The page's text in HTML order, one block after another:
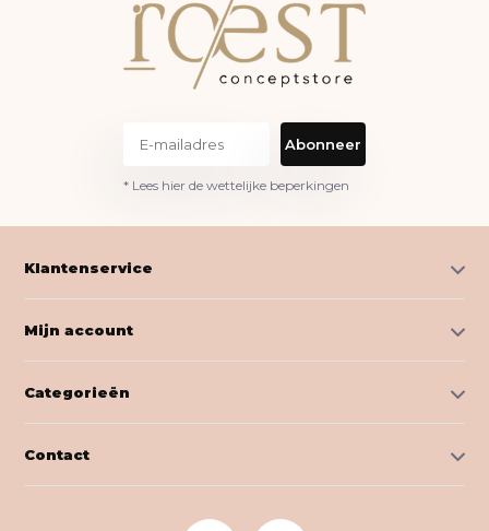
Abonneer
* Lees hier de wettelijke beperkingen
Klantenservice
Mijn account
Categorieën
Contact